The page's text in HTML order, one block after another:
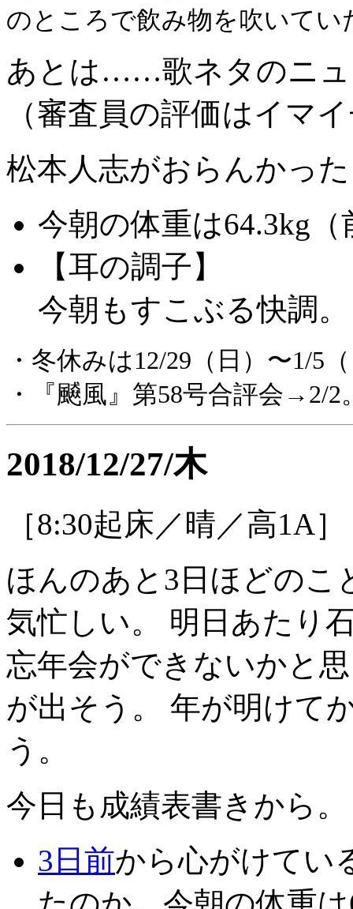
のところで飲み物を吹いてい
あとは……歌ネタのニュ
（審査員の評価はイマ
松本人志がおらんかっ
今朝の体重は64.3kg（
【耳の調子】
今朝もすこぶる快調。
・冬休みは12/29（日）〜1/5
・『飇風』第58号合評会→2/2
2018/12/27/木
［8:30起床／晴／高1A］
ほんのあと3日ほどのこ
気忙しい。 明日あたり
忘年会ができないかと
が出そう。 年が明けて
う。
今日も成績表書きから。
3日前から心がけてい